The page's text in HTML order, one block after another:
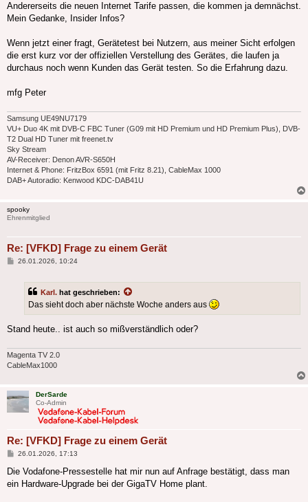
Andererseits die neuen Internet Tarife passen, die kommen ja demnächst.
Mein Gedanke, Insider Infos?
Wenn jetzt einer fragt, Gerätetest bei Nutzern, aus meiner Sicht erfolgen
die erst kurz vor der offiziellen Verstellung des Gerätes, die laufen ja
durchaus noch wenn Kunden das Gerät testen. So die Erfahrung dazu.
mfg Peter
Samsung UE49NU7179
VU+ Duo 4K mit DVB-C FBC Tuner (G09 mit HD Premium und HD Premium Plus), DVB-
T2 Dual HD Tuner mit freenet.tv
Sky Stream
AV-Receiver: Denon AVR-S650H
Internet & Phone: FritzBox 6591 (mit Fritz 8.21), CableMax 1000
DAB+ Autoradio: Kenwood KDC-DAB41U
spooky
Ehrenmitglied
Re: [VFKD] Frage zu einem Gerät
Beitrag
26.01.2026, 10:24
Karl. hat geschrieben:
Das sieht doch aber nächste Woche anders aus
Stand heute.. ist auch so mißverständlich oder?
Magenta TV 2.0
CableMax1000
DerSarde
Co-Admin
Re: [VFKD] Frage zu einem Gerät
Beitrag
26.01.2026, 17:13
Die Vodafone-Pressestelle hat mir nun auf Anfrage bestätigt, dass man
ein Hardware-Upgrade bei der GigaTV Home plant.